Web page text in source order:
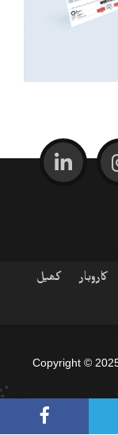
کاروبار
کھیل
Copyright ©